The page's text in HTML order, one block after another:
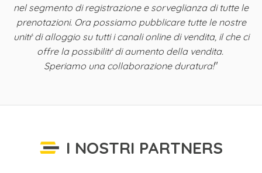
nel segmento di registrazione e sorveglianza di tutte le
prenotazioni. Ora possiamo pubblicare tutte le nostre
unitŕ di alloggio su tutti i canali online di vendita, il che ci
offre la possibilitŕ di aumento della vendita.
Speriamo una collaborazione duratura!"
I NOSTRI PARTNERS